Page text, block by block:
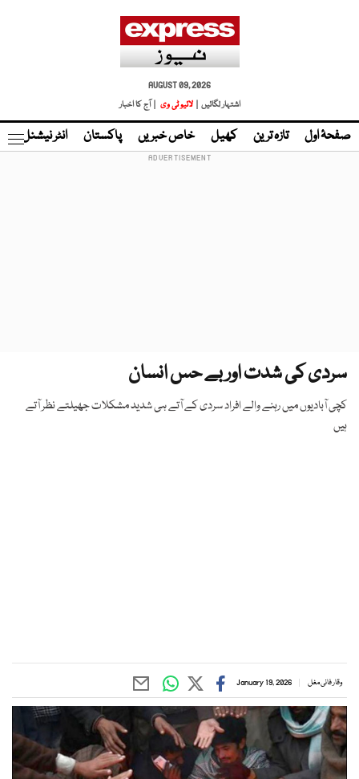
AUGUST 09, 2026
اشتہار لگائیں |
لائیو ٹی وی | آج کا اخبار
صفحۂ اول تازہ ترین کھیل خاص خبریں پاکستان انٹر نیشنل
سردی کی شدت اور بے حس انسان
کچی آبادیوں میں رہنے والے افراد سردی کے آتے ہی شدید مشکلات جھیلتے نظر آتے
ہیں
وقار فانی مغل January 19, 2026